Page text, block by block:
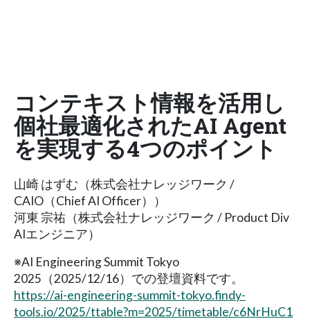
コンテキスト情報を活用し
個社最適化されたAI Agent
を実現する4つのポイント
山崎 はずむ（株式会社ナレッジワーク /
CAIO（Chief AI Officer））
河東 宗祐（株式会社ナレッジワーク / Product Div
AIエンジニア）
※AI Engineering Summit Tokyo
2025（2025/12/16）での登壇資料です。
https://ai-engineering-summit-tokyo.findy-
tools.io/2025/ttable?m=2025/timetable/c6NrHuC1